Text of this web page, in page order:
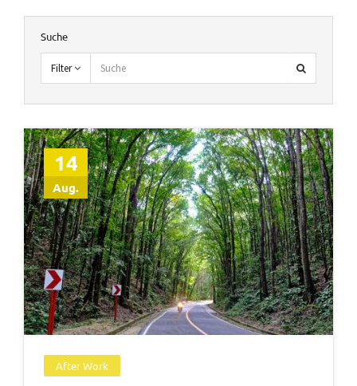
Suche
Filter
14
Aug.
After Work